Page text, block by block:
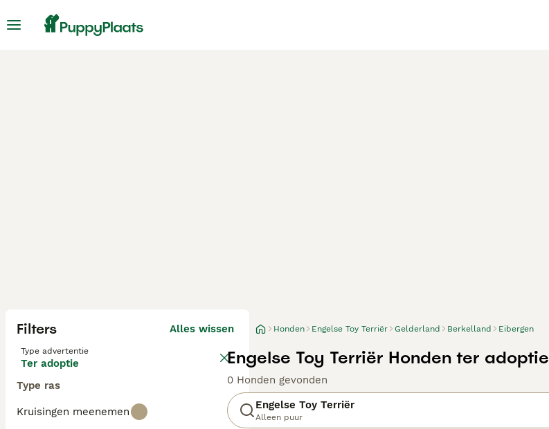
Filters Alles wissen
Type advertentie
Ter adoptie
Type ras
Kruisingen meenemen
Honden Engelse Toy Terriër Gelderland Berkelland Eibergen
Engelse Toy Terriër Honden ter adoptie
0 Honden gevonden
Engelse Toy Terriër
Alleen puur